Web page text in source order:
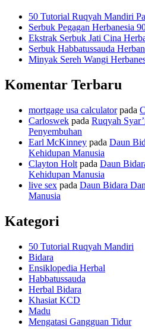
50 Tutorial Ruqyah Mandiri
Serbuk Pegagan Herbanesia
Ekstrak Serbuk Jati Cina
Serbuk Habbatussauda
Minyak Sereh Wangi
Komentar Terbaru
mortgage usa calculatorpada
Carloswek pada Ruqyah
Penyembuhan
Earl McKinney pada Daun
Kehidupan Manusia
Clayton Holt pada Daun
Kehidupan Manusia
live sex pada Daun Bidara
Manusia
Kategori
50 Tutorial Ruqyah Mandiri
Bidara
Ensiklopedia Herbal
Habbatussauda
Herbal Bidara
Khasiat KCD
Madu
Mengatasi Gangguan Tidur